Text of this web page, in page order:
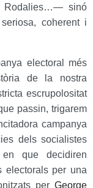
Rodalies…— sinó
coherent i
electoral més
de la nostra
escrupolositat
passin, trigarem
campanya
dels socialistes
que decidiren
electorals per una
per George